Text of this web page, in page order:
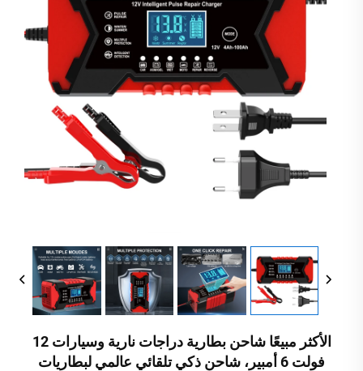
الأكثر مبيعًا شاحن بطارية دراجات نارية وسيارات 12
فولت 6 أمبير، شاحن ذكي تلقائي عالمي لبطاريات